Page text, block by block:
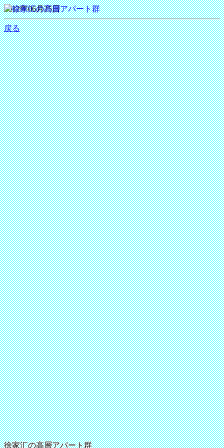
徐家汇の高層アパート群
2012年06月25日
戻る